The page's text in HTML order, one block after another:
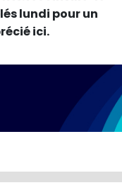
lundi pour un
ici.